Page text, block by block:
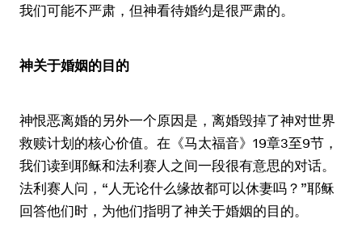
我们可能不严肃，但神看待婚约是很严肃的。
神关于婚姻的目的
神恨恶离婚的另外一个原因是，离婚毁掉了神对世界
救赎计划的核心价值。在《马太福音》19章3至9节，
我们读到耶稣和法利赛人之间一段很有意思的对话。
法利赛人问，“人无论什么缘故都可以休妻吗？”耶稣
回答他们时，为他们指明了神关于婚姻的目的。